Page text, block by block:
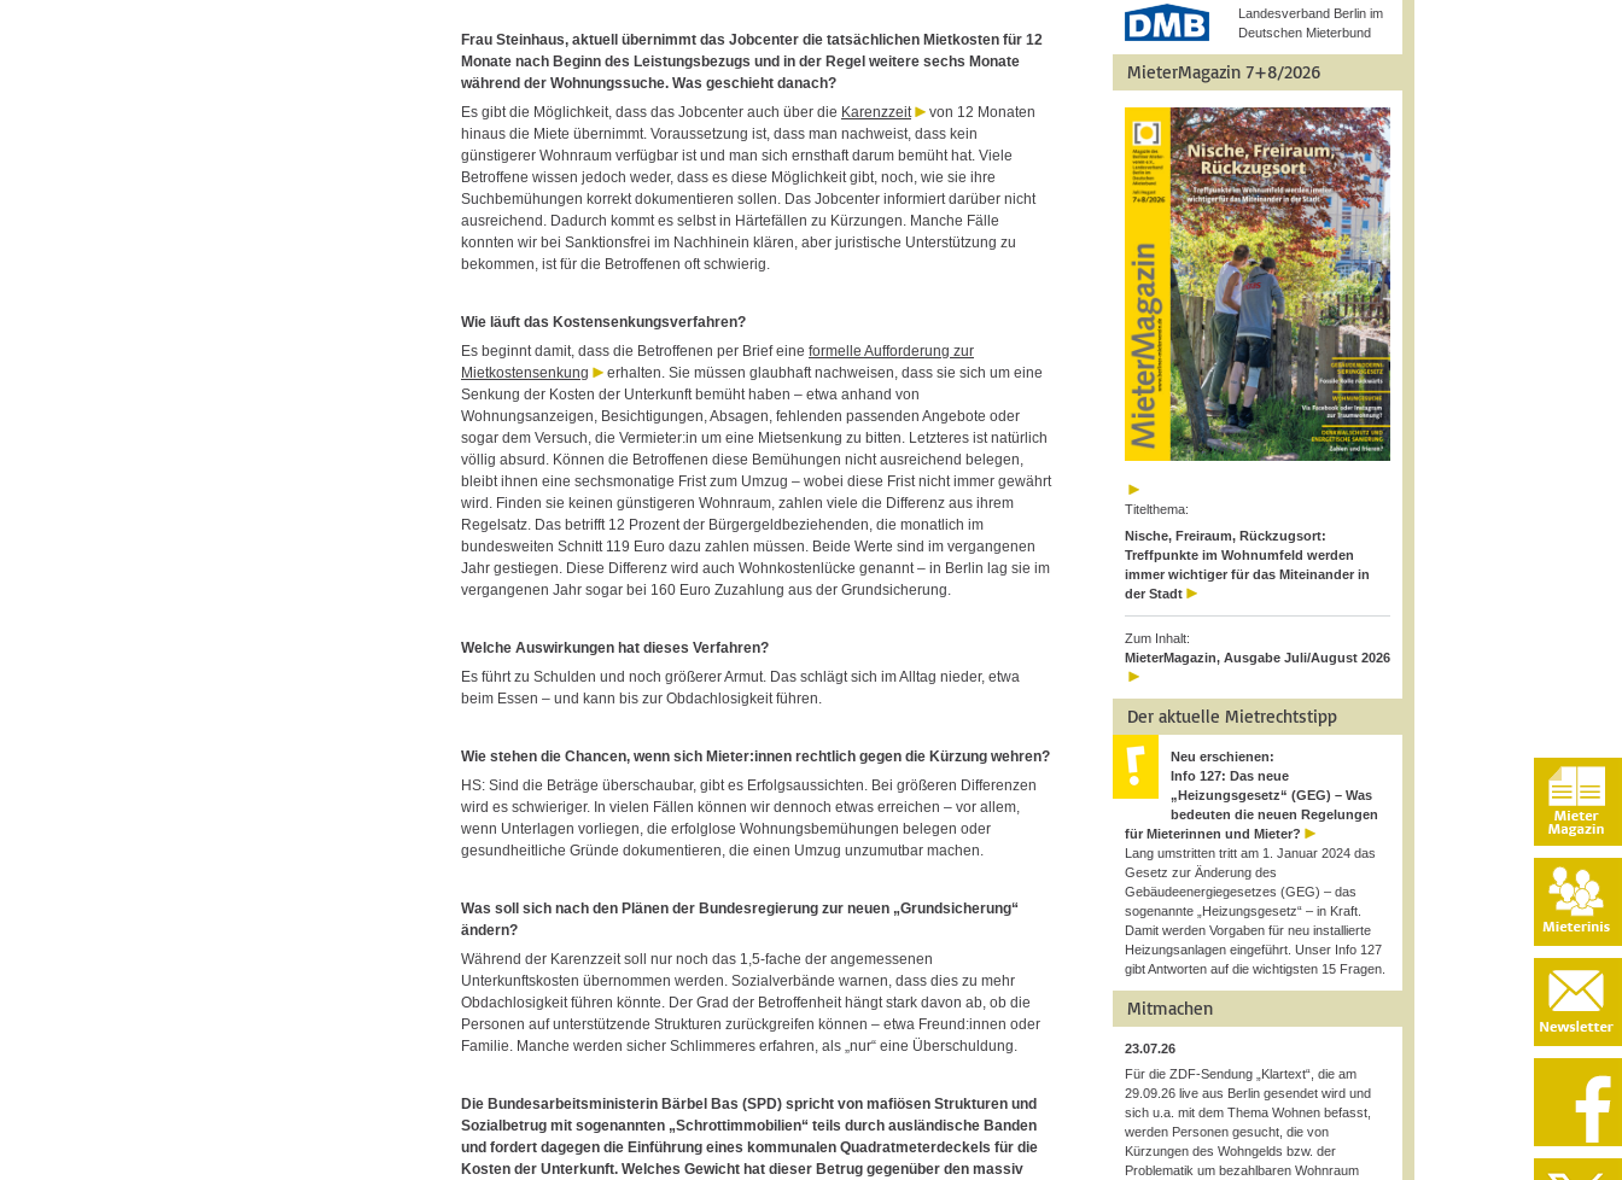
Frau Steinhaus, aktuell übernimmt das Jobcenter die tatsächlichen Mietkosten für 12
Monate nach Beginn des Leistungsbezugs und in der Regel weitere sechs Monate
während der Wohnungssuche. Was geschieht danach?
Es gibt die Möglichkeit, dass das Jobcenter auch über die Karenzzeit
von 12 Monaten
hinaus die Miete übernimmt. Voraussetzung ist, dass man nachweist, dass kein
günstigerer Wohnraum verfügbar ist und man sich ernsthaft darum bemüht hat. Viele
Betroffene wissen jedoch weder, dass es diese Möglichkeit gibt, noch, wie sie ihre
Suchbemühungen korrekt dokumentieren sollen. Das Jobcenter informiert darüber nicht
ausreichend. Dadurch kommt es selbst in Härtefällen zu Kürzungen. Manche Fälle
konnten wir bei Sanktionsfrei im Nachhinein klären, aber juristische Unterstützung zu
bekommen, ist für die Betroffenen oft schwierig.
Wie läuft das Kostensenkungsverfahren?
Es beginnt damit, dass die Betroffenen per Brief eine formelle Aufforderung zur
Mietkostensenkung
erhalten. Sie müssen glaubhaft nachweisen, dass sie sich um eine
Senkung der Kosten der Unterkunft bemüht haben – etwa anhand von
Wohnungsanzeigen, Besichtigungen, Absagen, fehlenden passenden Angebote oder
sogar dem Versuch, die Vermieter:in um eine Mietsenkung zu bitten. Letzteres ist natürlich
völlig absurd. Können die Betroffenen diese Bemühungen nicht ausreichend belegen,
bleibt ihnen eine sechsmonatige Frist zum Umzug – wobei diese Frist nicht immer gewährt
wird. Finden sie keinen günstigeren Wohnraum, zahlen viele die Differenz aus ihrem
Regelsatz. Das betrifft 12 Prozent der Bürgergeldbeziehenden, die monatlich im
bundesweiten Schnitt 119 Euro dazu zahlen müssen. Beide Werte sind im vergangenen
Jahr gestiegen. Diese Differenz wird auch Wohnkostenlücke genannt – in Berlin lag sie im
vergangenen Jahr sogar bei 160 Euro Zuzahlung aus der Grundsicherung.
Welche Auswirkungen hat dieses Verfahren?
Es führt zu Schulden und noch größerer Armut. Das schlägt sich im Alltag nieder, etwa
beim Essen – und kann bis zur Obdachlosigkeit führen.
Wie stehen die Chancen, wenn sich Mieter:innen rechtlich gegen die Kürzung wehren?
HS: Sind die Beträge überschaubar, gibt es Erfolgsaussichten. Bei größeren Differenzen
wird es schwieriger. In vielen Fällen können wir dennoch etwas erreichen – vor allem,
wenn Unterlagen vorliegen, die erfolglose Wohnungsbemühungen belegen oder
gesundheitliche Gründe dokumentieren, die einen Umzug unzumutbar machen.
Was soll sich nach den Plänen der Bundesregierung zur neuen „Grundsicherung“
ändern?
Während der Karenzzeit soll nur noch das 1,5-fache der angemessenen
Unterkunftskosten übernommen werden. Sozialverbände warnen, dass dies zu mehr
Obdachlosigkeit führen könnte. Der Grad der Betroffenheit hängt stark davon ab, ob die
Personen auf unterstützende Strukturen zurückgreifen können – etwa Freund:innen oder
Familie. Manche werden sicher Schlimmeres erfahren, als „nur“ eine Überschuldung.
Die Bundesarbeitsministerin Bärbel Bas (SPD) spricht von mafiösen Strukturen und
Sozialbetrug mit sogenannten „Schrottimmobilien“ teils durch ausländische Banden
und fordert dagegen die Einführung eines kommunalen Quadratmeterdeckels für die
Kosten der Unterkunft. Welches Gewicht hat dieser Betrug gegenüber den massiv
Landesverband Berlin im
Deutschen Mieterbund
MieterMagazin 7+8/2026
Titelthema:
Nische, Freiraum, Rückzugsort:
Treffpunkte im Wohnumfeld werden
immer wichtiger für das Miteinander in
der Stadt
Zum Inhalt:
MieterMagazin, Ausgabe Juli/August 2026
Der aktuelle Mietrechtstipp
Neu erschienen:
Info 127: Das neue
„Heizungsgesetz“ (GEG) – Was
bedeuten die neuen Regelungen
für Mieterinnen und Mieter?
Lang umstritten tritt am 1. Januar 2024 das
Gesetz zur Änderung des
Gebäudeenergiegesetzes (GEG) – das
sogenannte „Heizungsgesetz“ – in Kraft.
Damit werden Vorgaben für neu installierte
Heizungsanlagen eingeführt. Unser Info 127
gibt Antworten auf die wichtigsten 15 Fragen.
Mitmachen
23.07.26
Für die ZDF-Sendung „Klartext“, die am
29.09.26 live aus Berlin gesendet wird und
sich u.a. mit dem Thema Wohnen befasst,
werden Personen gesucht, die von
Kürzungen des Wohngelds bzw. der
Problematik um bezahlbaren Wohnraum